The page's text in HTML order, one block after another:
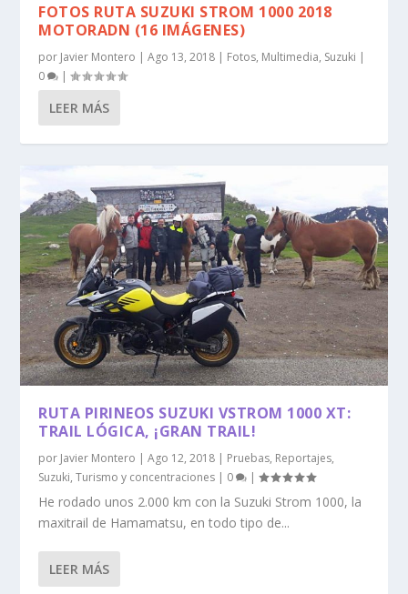
FOTOS RUTA SUZUKI STROM 1000 2018
MOTORADN (16 IMÁGENES)
por Javier Montero |Ago 13, 2018 | Fotos, Multimedia, Suzuki |
0
|
LEER MÁS
RUTA PIRINEOS SUZUKI VSTROM 1000 XT:
TRAIL LÓGICA, ¡GRAN TRAIL!
por Javier Montero |Ago 12, 2018 | Pruebas, Reportajes,
Suzuki,Turismo y concentraciones | 0 |
He rodado unos 2.000 km con la Suzuki Strom 1000, la
maxitrail de Hamamatsu, en todo tipo de...
LEER MÁS